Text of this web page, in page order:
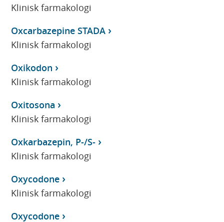
Klinisk farmakologi
Oxcarbazepine STADA
Klinisk farmakologi
Oxikodon
Klinisk farmakologi
Oxitosona
Klinisk farmakologi
Oxkarbazepin, P-/S-
Klinisk farmakologi
Oxycodone
Klinisk farmakologi
Oxycodone